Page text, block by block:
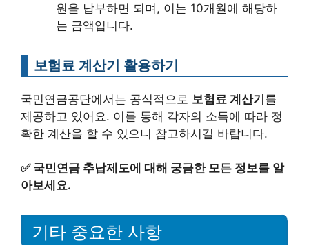
원을 납부하면 되며, 이는 10개월에 해당하
는 금액입니다.
보험료 계산기 활용하기
국민연금공단에서는 공식적으로 보험료 계산기를
제공하고 있어요. 이를 통해 각자의 소득에 따라 정
확한 계산을 할 수 있으니 참고하시길 바랍니다.
✅ 국민연금 추납제도에 대해 궁금한 모든 정보를 알
아보세요.
기타 중요한 사항